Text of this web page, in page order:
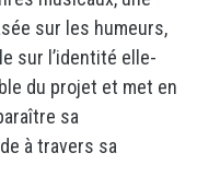
sur les humeurs,
sur l’identité elle-
du projet et met en
sa
à travers sa